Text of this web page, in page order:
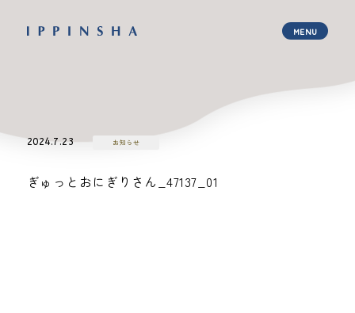
2024.7.23 お知らせ
ぎゅっとおにぎりさん_47137_01